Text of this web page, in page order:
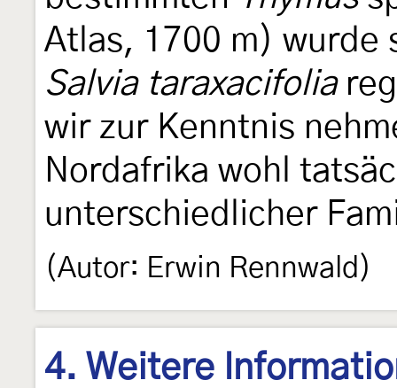
Atlas, 1700 m) wurde
Salvia taraxacifolia
wir zur Kenntnis
Nordafrika wohl
unterschiedlicher
(Autor: Erwin Rennwald)
4. Weitere